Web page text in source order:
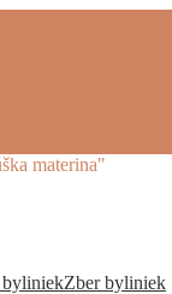
materina"
byliniekZber byliniek